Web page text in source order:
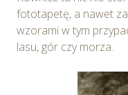
fototapetę, a nawet
wzorami w tym
lasu, gór czy morza.